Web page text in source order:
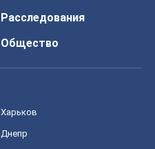
Расследования
Общество
Харьков
Днепр